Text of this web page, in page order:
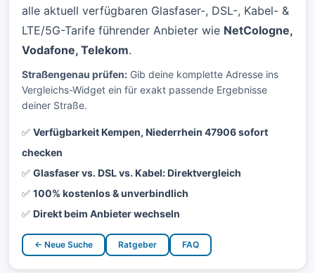
alle aktuell verfügbaren Glasfaser-, DSL-, Kabel- &
LTE/5G-Tarife führender Anbieter wie NetCologne,
Vodafone, Telekom.
Straßengenau prüfen: Gib deine komplette Adresse ins
Vergleichs-Widget ein für exakt passende Ergebnisse
deiner Straße.
✅ Verfügbarkeit Kempen, Niederrhein 47906 sofort
checken
✅ Glasfaser vs. DSL vs. Kabel: Direktvergleich
✅ 100% kostenlos & unverbindlich
✅ Direkt beim Anbieter wechseln
← Neue Suche Ratgeber FAQ